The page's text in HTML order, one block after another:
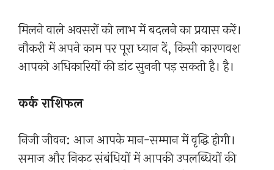
मिलने वाले अवसरों को लाभ में बदलने का प्रयास करें।
नौकरी में अपने काम पर पूरा ध्यान दें, किसी कारणवश
आपको अधिकारियों की डांट सुननी पड़ सकती है। है।
कर्क राशिफल
निजी जीवन: आज आपके मान-सम्मान में वृद्धि होगी।
समाज और निकट संबंधियों में आपकी उपलब्धियों की